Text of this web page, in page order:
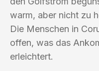
warm, aber nicht zu
Die Menschen in
offen, was das
erleichtert.